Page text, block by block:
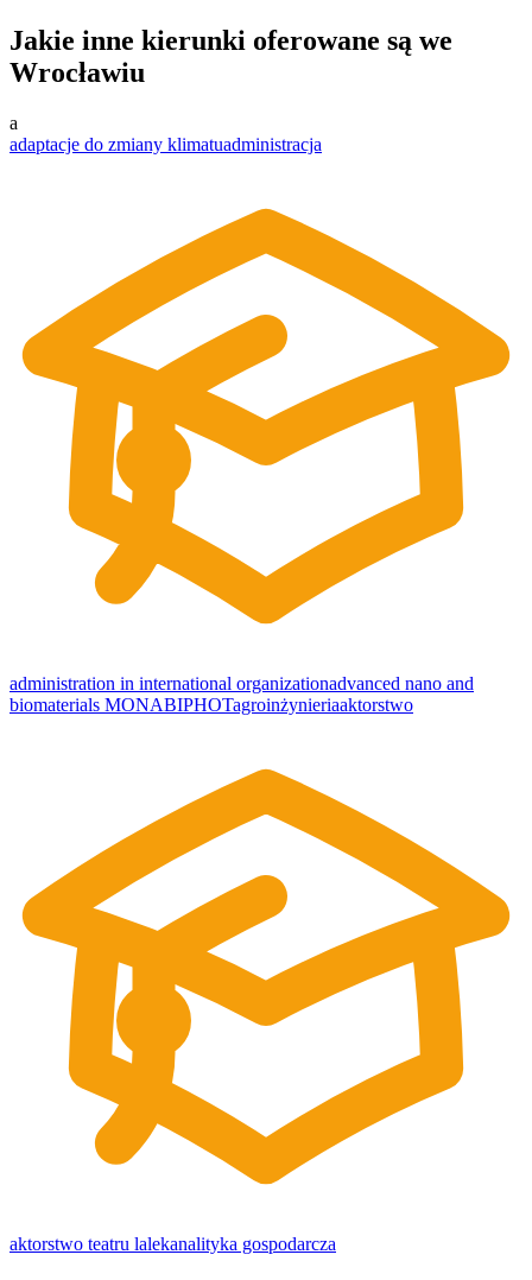
Jakie inne kierunki oferowane są we
Wrocławiu
a
adaptacje do zmiany klimatuadministracja
administration in international organizationadvanced nano and
biomaterials MONABIPHOTagroinżynieriaaktorstwo
aktorstwo teatru lalekanalityka gospodarcza